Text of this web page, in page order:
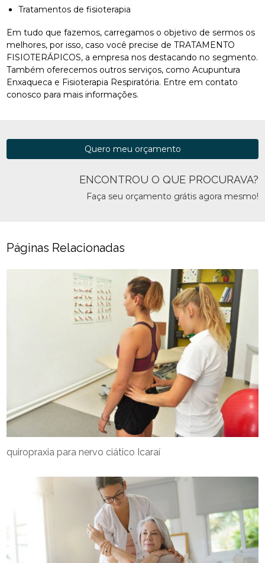
Tratamentos de fisioterapia
Em tudo que fazemos, carregamos o objetivo de sermos os
melhores, por isso, caso você precise de TRATAMENTO
FISIOTERÁPICOS, a empresa nos destacando no segmento.
Também oferecemos outros serviços, como Acupuntura
Enxaqueca e Fisioterapia Respiratória. Entre em contato
conosco para mais informações.
ENCONTROU O QUE PROCURAVA?
Faça seu orçamento grátis agora mesmo!
Quero meu orçamento
Páginas Relacionadas
quiropraxia para nervo ciático Icaraí